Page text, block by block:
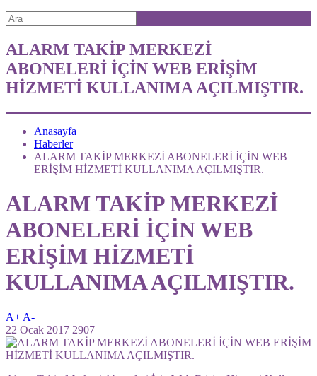
ALARM TAKİP MERKEZİ
ABONELERİ İÇİN WEB ERİŞİM
HİZMETİ KULLANIMA AÇILMIŞTIR.
Anasayfa
Haberler
ALARM TAKİP MERKEZİ ABONELERİ İÇİN WEB
ERİŞİM HİZMETİ KULLANIMA AÇILMIŞTIR.
ALARM TAKİP MERKEZİ
ABONELERİ İÇİN WEB
ERİŞİM HİZMETİ
KULLANIMA AÇILMIŞTIR.
A+ A-
22 Ocak 2017 2907